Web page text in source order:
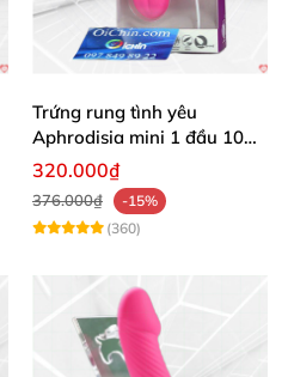
Trứng rung tình yêu
Aphrodisia mini 1 đầu 10
chế độ rung đa năng
320.000₫
376.000₫
-15%
(360)